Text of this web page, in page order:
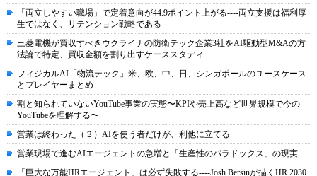
「両立しやすい職場」で定着意向が44.9ポイント上がる----両立支援は福利厚
生ではなく、リテンション戦略である
三菱電機が買収すべきウクライナの防衛テック企業3社をAI駆動型M&Aの方
法論で特定、買収金額を割り出すケーススタディ
フィジカルAI「物流テック」米、欧、中、日、シンガポールのユースケース
とプレイヤーまとめ
割と知られていないYouTube事業の実態〜KPIや売上高など世界規模で今の
YouTubeを理解する〜
営業は終わった（３）AIを使う者だけが、利他に立てる
営業現場で進むAIエージェントの急増と「生産性のパラドックス」の現実
「巨大な万能HRエージェント」は必ず失敗する----Josh Bersinが描くHR 2030